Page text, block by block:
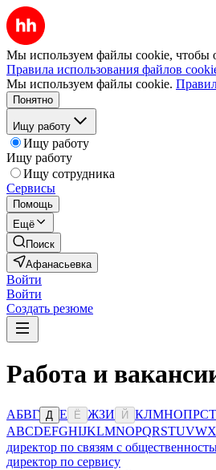
Мы используем файлы cookie, чтобы
Правила использования файлов
Мы используем файлы cookie.
Понятно
Ищу работу
Ищу работу
Ищу работу
Ищу сотрудника
Сервисы
Помощь
Ещё
Поиск
Афанасьевка
Войти
Войти
Создать резюме
Работа и
АБВГ Д Е Ё ЖЗИ Й КЛМНОПРСТ
ABCDEFGHIJKLMNOPQRSTUVWX
директор по связям с
директор по сервису